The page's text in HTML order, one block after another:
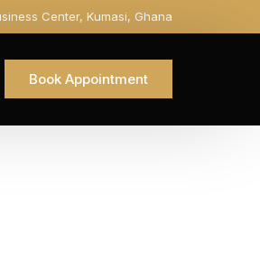
Center, Kumasi, Ghana
Book Appointment